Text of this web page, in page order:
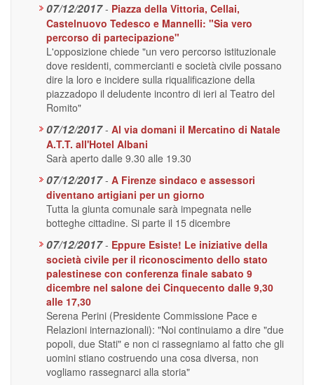
07/12/2017 - Piazza della Vittoria, Cellai,
Castelnuovo Tedesco e Mannelli: "Sia vero
percorso di partecipazione"
L'opposizione chiede "un vero percorso istituzionale
dove residenti, commercianti e società civile possano
dire la loro e incidere sulla riqualificazione della
piazzadopo il deludente incontro di ieri al Teatro del
Romito"
07/12/2017 - Al via domani il Mercatino di Natale
A.T.T. all'Hotel Albani
Sarà aperto dalle 9.30 alle 19.30
07/12/2017 - A Firenze sindaco e assessori
diventano artigiani per un giorno
Tutta la giunta comunale sarà impegnata nelle
botteghe cittadine. Si parte il 15 dicembre
07/12/2017 - Eppure Esiste! Le iniziative della
società civile per il riconoscimento dello stato
palestinese con conferenza finale sabato 9
dicembre nel salone dei Cinquecento dalle 9,30
alle 17,30
Serena Perini (Presidente Commissione Pace e
Relazioni internazionali): "Noi continuiamo a dire "due
popoli, due Stati" e non ci rassegniamo al fatto che gli
uomini stiano costruendo una cosa diversa, non
vogliamo rassegnarci alla storia"